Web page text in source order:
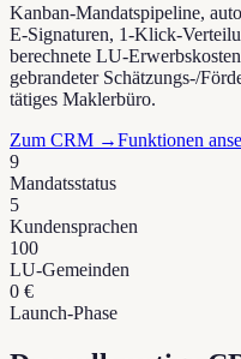
Kanban-Mandatspipeline,
E-Signaturen, 1-Klick-
berechnete LU-
gebrandeter Schätzungs-/
tätiges Maklerbüro.
Zum CRM →Funktionen
9
Mandatsstatus
5
Kundensprachen
100
LU-Gemeinden
0 €
Launch-Phase